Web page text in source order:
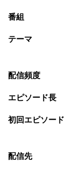
番組
テーマ
配信頻度
エピソード長
初回エピソード
配信先